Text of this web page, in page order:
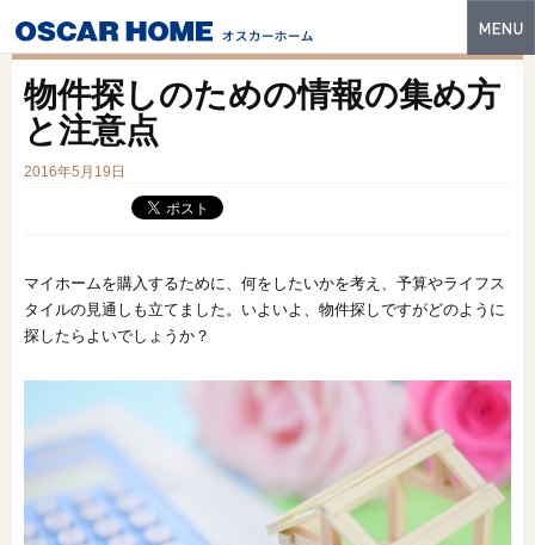
イベント・モデルハウス
建築実例
販売中の物件
スマートセレクト
土地情報
物件探しのための情報の集め方
と注意点
2016年5月19日
マイホームを購入するために、何をしたいかを考え、予算やライフス
タイルの見通しも立てました。いよいよ、物件探しですがどのように
探したらよいでしょうか？